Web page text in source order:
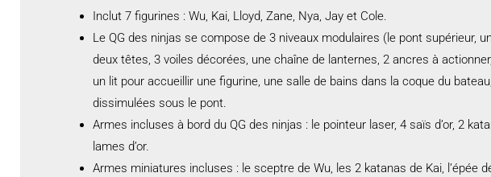
Inclut 7 figurines : Wu, Kai, Lloyd, Zane, Nya, Jay et Cole.
Le QG des ninjas se compose de 3 niveaux modulaires (le pont
deux têtes, 3 voiles décorées, une chaîne de lanternes, 2 ancres à
un lit pour accueillir une figurine, une salle de bains dans la coque du
dissimulées sous le pont.
Armes incluses à bord du QG des ninjas : le pointeur laser, 4 saïs d’or, 2
lames d’or.
Armes miniatures incluses : le sceptre de Wu, les 2 katanas de Kai, l’épée